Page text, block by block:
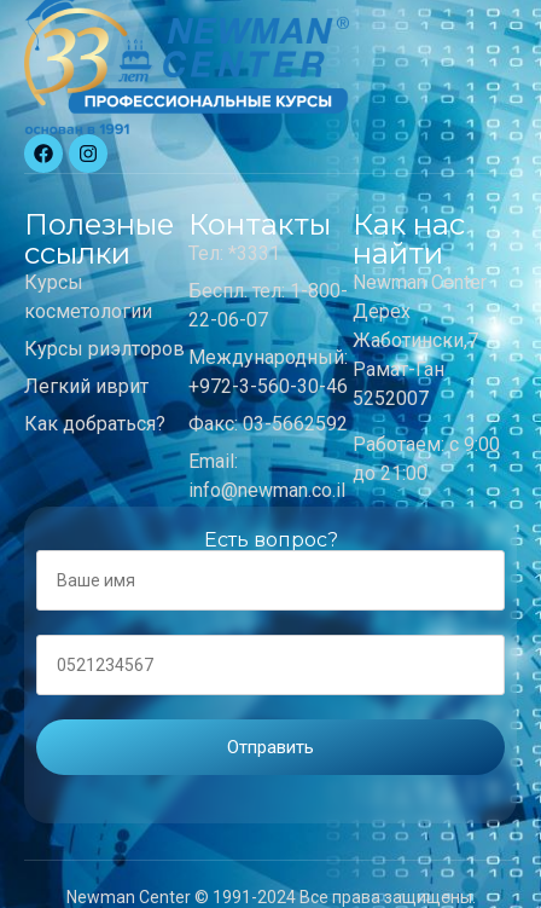
Полезные
ссылки
Курсы
косметологии
Курсы риэлторов
Легкий иврит
Как добраться?
Контакты
Тел: *3331
Беспл. тел: 1-800-
22-06-07
Международный:
+972-3-560-30-46
Факс: 03-5662592
Email:
info@newman.co.il
Как нас
найти
Newman Center
Дерех
Жаботински,7
Рамат-Ган
5252007
Работаем: с 9:00
до 21:00
Есть вопрос?
Newman Center © 1991-2024 Все права защищены.